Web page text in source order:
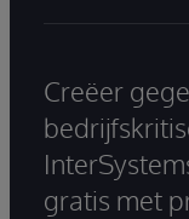
Creëer
gratis met